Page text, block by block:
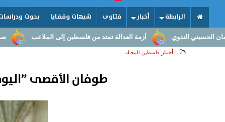
الرابطة أخبار فتاوى شبهات وقضايا بحوث
صناعة الأمجاد.. من عقول أزمة العدالة تمتد من فلسطين إلى الملاعب
أخبار فلسطين المحتلة
طوفان الأقصى ”اليوم 75” .. هنية يصل القاهرة لإجراء مباحثات مع المسؤولين